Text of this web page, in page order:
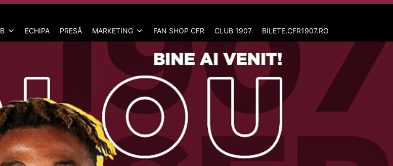
ECHIPA PRESĂ MARKETING FAN SHOP CFR CLUB 1907 BILETE.CFR1907.RO